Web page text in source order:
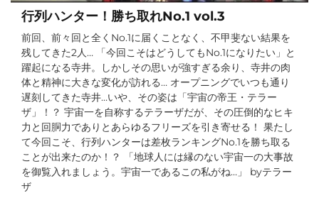
行列ハンター！勝ち取れNo.1 vol.3
前回、前々回と全くNo.1に届くことなく、不甲斐ない結果を
残してきた2人… 「今回こそはどうしてもNo.1になりたい」と
躍起になる寺井。しかしその思いが強すぎる余り、寺井の肉
体と精神に大きな変化が訪れる… オープニングでいつも通り
遅刻してきた寺井…いや、その姿は「宇宙の帝王・テラー
ザ」！？ 宇宙一を自称するテラーザだが、その圧倒的なヒキ
力と回胴力でありとあらゆるフリーズを引き寄せる！ 果たし
て今回こそ、行列ハンターは差枚ランキングNo.1を勝ち取る
ことが出来たのか！？ 「地球人には縁のない宇宙一の大事故
を御覧入れましょう。宇宙一であるこの私がね…」 byテラー
ザ